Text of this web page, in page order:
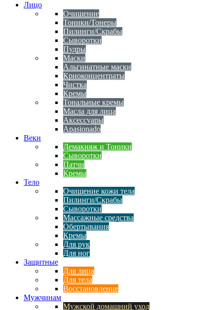
Лицо
Очищение
Тоники/Тонеры
Пилинги/Скрабы
Сыворотки
Пудры
Маски
Альгинатные маски
Криоконцентраты
Чистка
Кремы
Тональные кремы
Масла для лица
Аксессуары
Apasionado
Веки
Демакияж и Тоники
Сыворотки
Патчи
Кремы
Тело
Очищение кожи тела
Пилинги/Скрабы
Сыворотки
Массажные средства
Обертывания
Кремы
Для рук
Для ног
Защитные
Для лица
Для тела
Восстановление
Мужчинам
Мужской домашний уход